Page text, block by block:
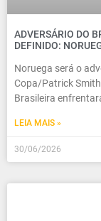
ADVERSÁRIO DO
DEFINIDO:
Noruega será o
Copa/Patrick
Brasileira
LEIA MAIS »
30/06/2026